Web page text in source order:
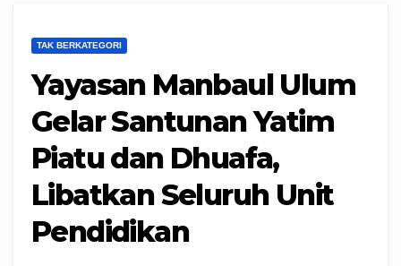
TAK BERKATEGORI
Yayasan Manbaul Ulum
Gelar Santunan Yatim
Piatu dan Dhuafa,
Libatkan Seluruh Unit
Pendidikan